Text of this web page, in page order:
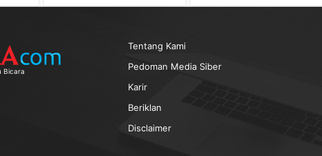
Bicara
Tentang Kami
Pedoman Media Siber
Karir
Beriklan
Disclaimer